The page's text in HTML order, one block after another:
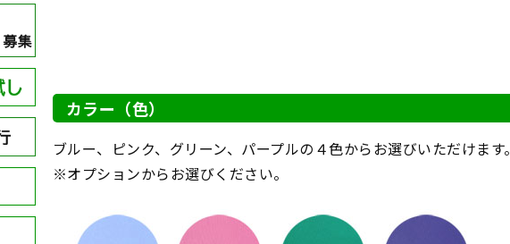
カラー（色）
ブルー、ピンク、グリーン、パープルの４色からお選びいただけます。
※オプションからお選びください。